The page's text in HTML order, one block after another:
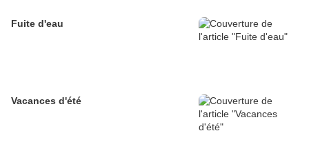
Fuite d'eau
Vacances d'été